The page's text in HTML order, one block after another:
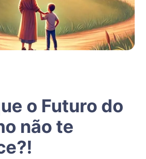
o Futuro do
não te